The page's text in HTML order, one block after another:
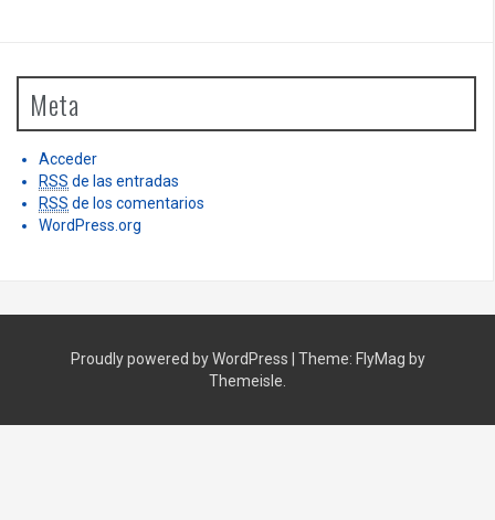
Meta
Acceder
RSS de las entradas
RSS de los comentarios
WordPress.org
Proudly powered by WordPress Theme: FlyMag by
Themeisle.